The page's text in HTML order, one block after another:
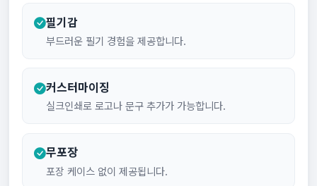
필기감
부드러운 필기 경험을 제공합니다.
커스터마이징
실크인쇄로 로고나 문구 추가가 가능합니다.
무포장
포장 케이스 없이 제공됩니다.